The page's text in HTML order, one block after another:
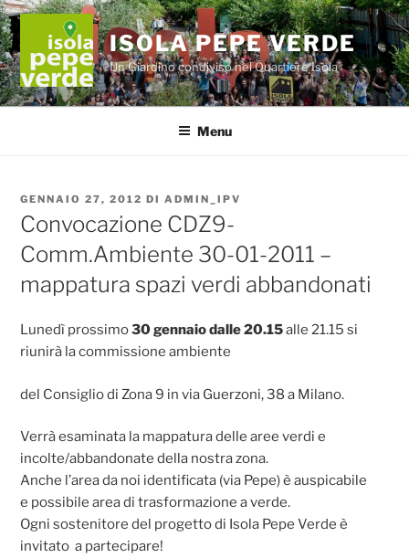
Salta
al
contenuto
ISOLA PEPE VERDE
Un Giardino condiviso nel Quartiere Isola
Menu
PUBBLICATO
IL
GENNAIO 27, 2012 DIADMIN_IPV
Convocazione CDZ9-
Comm.Ambiente 30-01-2011 –
Lunedì prossimo30 gennaio dalle 20.15alle 21.15 si
riunirà la commissione ambiente
del Consiglio di Zona 9 in via Guerzoni, 38 a Milano.
Verrà esaminata la mappatura delle aree verdi e
incolte/abbandonate della nostra zona.
Anche l’area da noi identificata (via Pepe) è auspicabile
e possibile area di trasformazione a verde.
Ogni sostenitore del progetto di Isola Pepe Verde è
invitato a partecipare!